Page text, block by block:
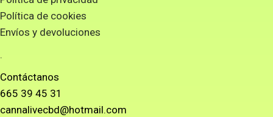
Política de cookies
Envíos y devoluciones
.
Contáctanos
665 39 45 31
cannalivecbd@hotmail.com